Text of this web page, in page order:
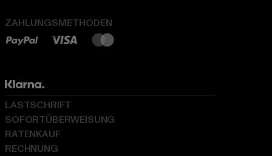
ZAHLUNGSMETHODEN
LASTSCHRIFT
SOFORTÜBERWEISUNG
RATENKAUF
RECHNUNG